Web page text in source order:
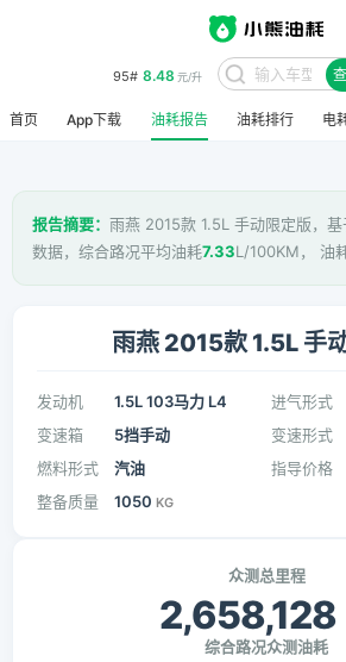
95# 8.48 元/升
首页 App下载 油耗报告 油耗排行 电
报告摘要： 雨燕 2015款 1.5L 手动限定版，基
数据，综合路况平均油耗7.33L/100KM， 油
雨燕 2015款 1.5L 手
发动机 1.5L 103马力 L4 进气形式
变速箱
5挡手动 变速形式
燃料形式
汽油 指导价格
整备质量 1050 KG
众测总里程
2,658,128
综合路况众测油耗